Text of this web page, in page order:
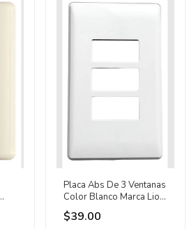
Placa Abs De 3 Ventanas
Color Blanco Marca Lion
Tools 0 A 0v Blanco
$39.00